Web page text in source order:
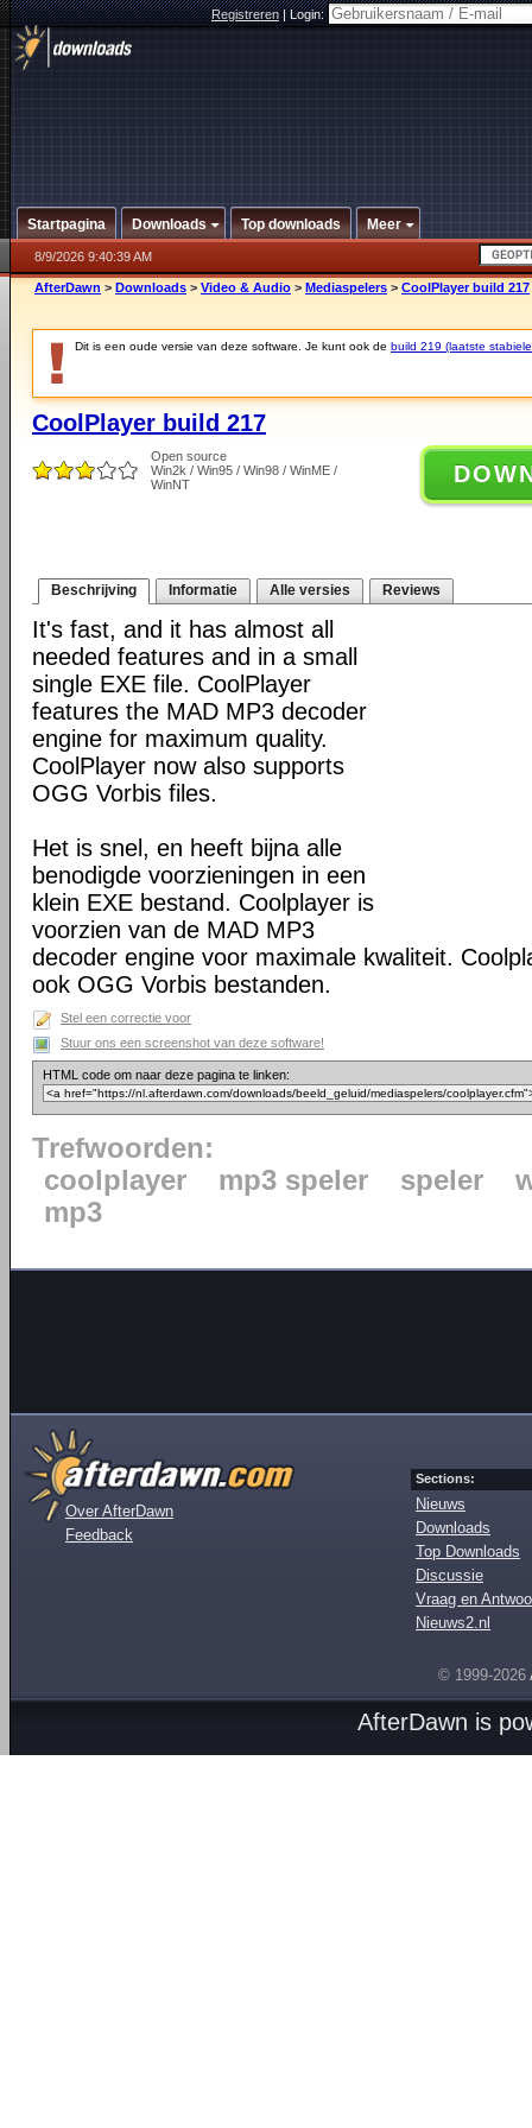
Registreren|Login:
Startpagina Downloads Top downloads Meer
8/9/2026 9:40:39 AM
AfterDawn > Downloads > Video & Audio > Mediaspelers > CoolPlayer build 217
Dit is een oude versie van deze software. Je kunt ook de build 219 (laatste
CoolPlayer build 217
Open source
Win2k / Win95 / Win98 / WinME /
WinNT
Beschrijving Informatie Alle versies Reviews
It's fast, and it has almost all
needed features and in a small
single EXE file. CoolPlayer
features the MAD MP3 decoder
engine for maximum quality.
CoolPlayer now also supports
OGG Vorbis files.
Het is snel, en heeft bijna alle
benodigde voorzieningen in een
klein EXE bestand. Coolplayer is
voorzien van de MAD MP3
decoder engine voor maximale kwaliteit.
ook OGG Vorbis bestanden.
Stel een correctie voor
Stuur ons een screenshot van deze software!
HTML code om naar deze pagina te linken:
Trefwoorden:
coolplayer
mp3 speler speler
mp3
Over AfterDawn
Feedback
Sections:
Nieuws
Downloads
Top Downloads
Discussie
Vraag en
Nieuws2.nl
© 1999-2026
AfterDawn is